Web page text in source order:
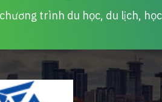
trình du học, du lịch,